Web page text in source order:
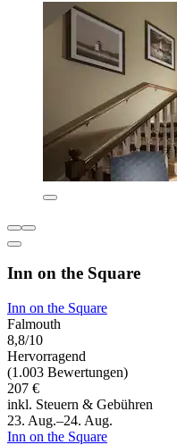
Inn on the Square
Inn on the Square
Falmouth
8,8/10
Hervorragend
(1.003 Bewertungen)
207 €
inkl. Steuern & Gebühren
23. Aug.–24. Aug.
Inn on the Square